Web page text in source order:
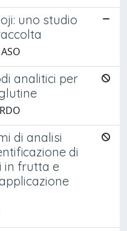
uno studio
analitici per
di analisi
di
in frutta e